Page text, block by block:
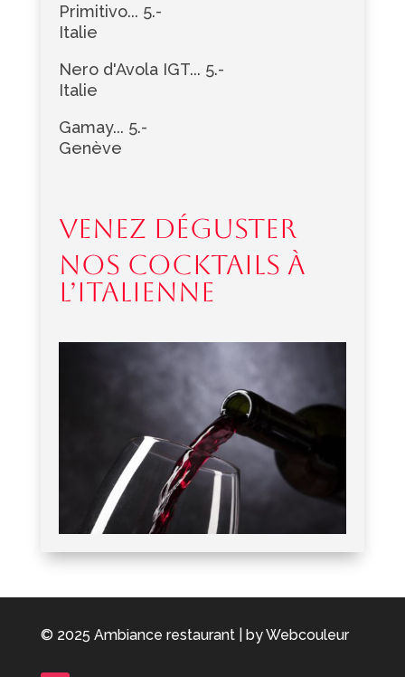
Primitivo... 5.-
Italie
Nero d'Avola IGT... 5.-
Italie
Gamay... 5.-
Genève
VENEZ DÉGUSTER
NOS COCKTAILS À
L’ITALIENNE
© 2025 Ambiance restaurant | by Webcouleur